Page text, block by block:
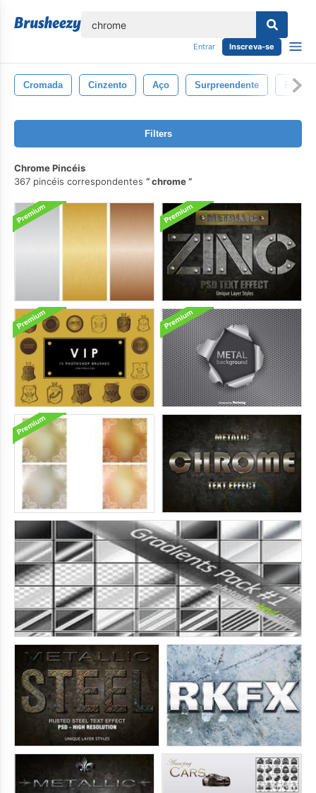
Entrar Inscreva-se
Cromada Cinzento Aço Surpreendente Fundo
Filters
Chrome Pincéis
367 pincéis correspondentes
chrome